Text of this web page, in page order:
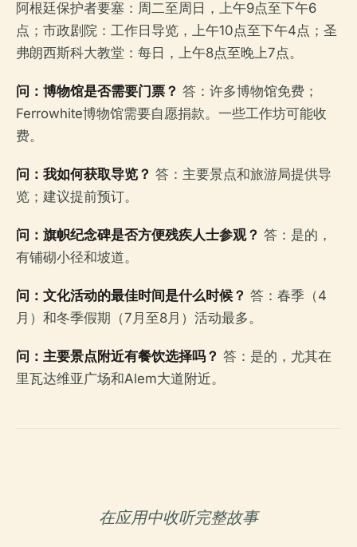
阿根廷保护者要塞：周二至周日，上午9点至下午6
点；市政剧院：工作日导览，上午10点至下午4点；圣
弗朗西斯科大教堂：每日，上午8点至晚上7点。
问：博物馆是否需要门票？ 答：许多博物馆免费；
Ferrowhite博物馆需要自愿捐款。一些工作坊可能收
费。
问：我如何获取导览？ 答：主要景点和旅游局提供导
览；建议提前预订。
问：旗帜纪念碑是否方便残疾人士参观？ 答：是的，
有铺砌小径和坡道。
问：文化活动的最佳时间是什么时候？ 答：春季（4
月）和冬季假期（7月至8月）活动最多。
问：主要景点附近有餐饮选择吗？ 答：是的，尤其在
里瓦达维亚广场和Alem大道附近。
在应用中收听完整故事